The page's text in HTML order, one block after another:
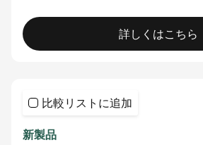
詳しくはこちら
比較リストに追加
新製品